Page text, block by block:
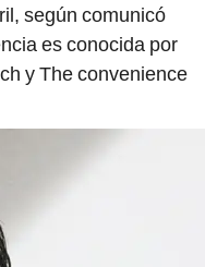
según comunicó
es conocida por
y The convenience